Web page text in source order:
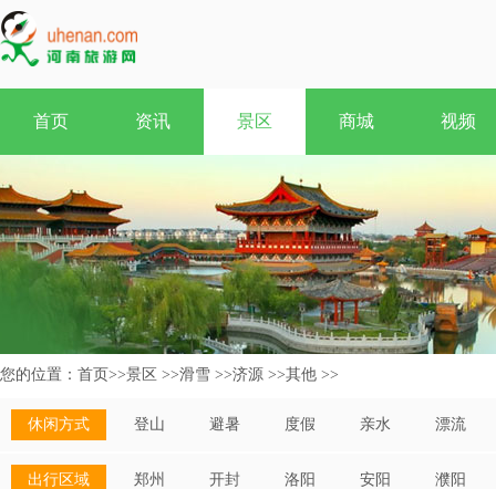
首页 资讯 景区 商城 视频
您的位置： 首页>>景区 >>滑雪 >>济源 >>其他 >>
休闲方式 登山 避暑 度假 亲水 漂流
出行区域 郑州 开封 洛阳 安阳 濮阳